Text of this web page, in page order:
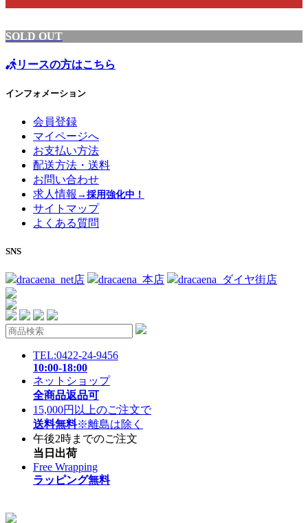
SOLD OUT
リースの方はこちら
インフォメーション
会員登録
マイページへ
お支払い方法
配送方法・送料
お問い合わせ
求人情報 →採用強化中！
サイトマップ
よくある質問
SNS
dracaena_net店 dracaena_本店 dracaena_ダイヤ街店
TEL:0422-24-9456
10:00-18:00
ネットショップ
全商品返品可
15,000円以上のご注文で
送料無料※離島は除く
午後2時までのご注文
当日出荷
Free Wrapping
ラッピング無料